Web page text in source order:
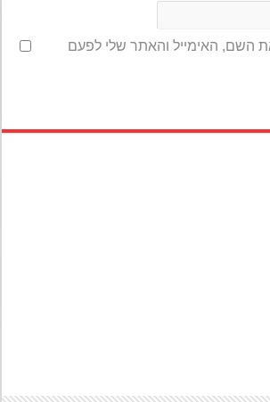
האימייל והאתר שלי לפעם